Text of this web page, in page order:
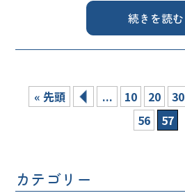
続きを読む
« 先頭 ... 10 20 30
56
57
カテゴリー